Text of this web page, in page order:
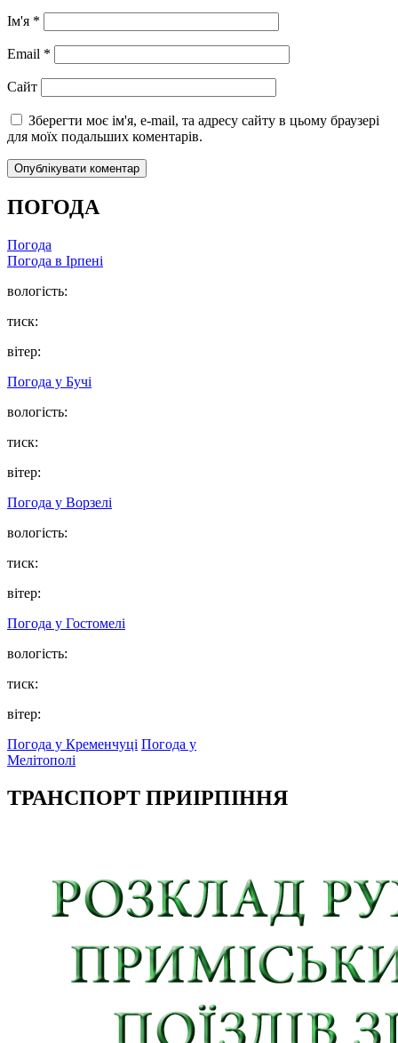
Ім'я *
Email *
Сайт
Зберегти моє ім'я, e-mail, та адресу сайту в цьому браузері
для моїх подальших коментарів.
ПОГОДА
Погода
Погода в Ірпені
вологість:
тиск:
вітер:
Погода у Бучі
вологість:
тиск:
вітер:
Погода у Ворзелі
вологість:
тиск:
вітер:
Погода у Гостомелі
вологість:
тиск:
вітер:
Погода у Кременчуці Погода у
Мелітополі
ТРАНСПОРТ ПРИІРПІННЯ